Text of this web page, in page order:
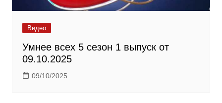
Видео
Умнее всех 5 сезон 1 выпуск от
09.10.2025
09/10/2025